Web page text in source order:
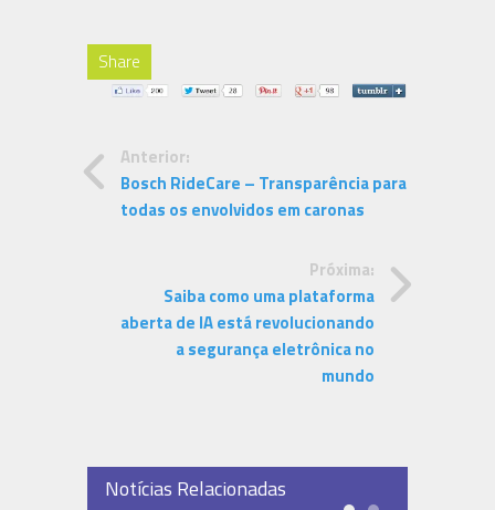
Share
Anterior:
Bosch RideCare – Transparência para
todas os envolvidos em caronas
Próxima:
Saiba como uma plataforma
aberta de IA está revolucionando
a segurança eletrônica no
mundo
Notícias Relacionadas